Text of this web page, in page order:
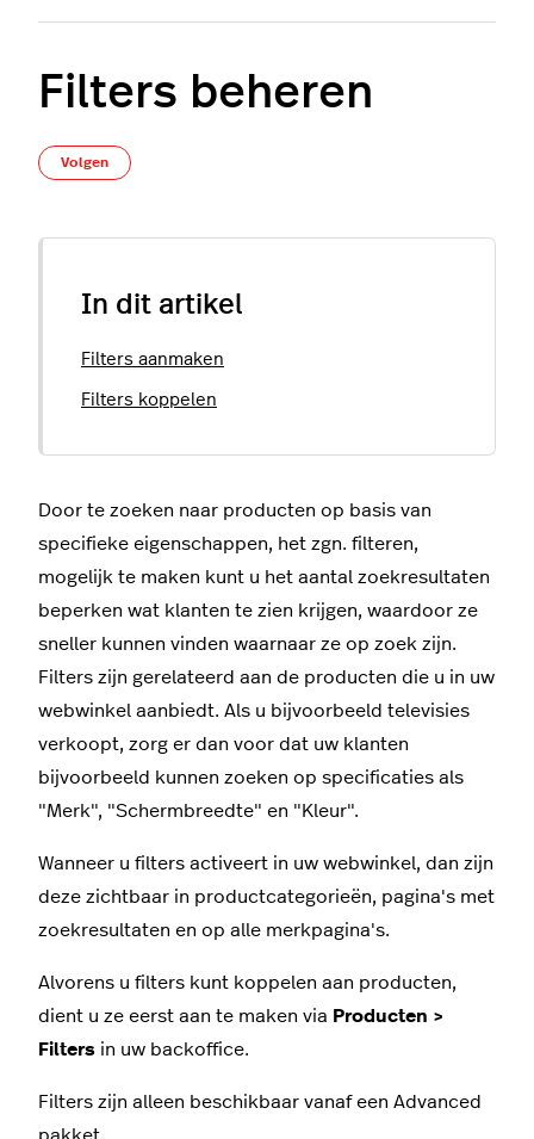
Filters beheren
Volgen
In dit artikel
Filters aanmaken
Filters koppelen
Door te zoeken naar producten op basis van
specifieke eigenschappen, het zgn. filteren,
mogelijk te maken kunt u het aantal zoekresultaten
beperken wat klanten te zien krijgen, waardoor ze
sneller kunnen vinden waarnaar ze op zoek zijn.
Filters zijn gerelateerd aan de producten die u in uw
webwinkel aanbiedt. Als u bijvoorbeeld televisies
verkoopt, zorg er dan voor dat uw klanten
bijvoorbeeld kunnen zoeken op specificaties als
"Merk", "Schermbreedte" en "Kleur".
Wanneer u filters activeert in uw webwinkel, dan zijn
deze zichtbaar in productcategorieën, pagina's met
zoekresultaten en op alle merkpagina's.
Alvorens u filters kunt koppelen aan producten,
dient u ze eerst aan te maken via Producten >
Filters in uw backoffice.
Filters zijn alleen beschikbaar vanaf een Advanced